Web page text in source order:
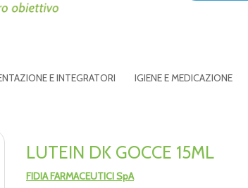
E INTEGRATORI IGIENE E MEDICAZIONE
LUTEIN DK GOCCE 15ML
FIDIA FARMACEUTICI SpA